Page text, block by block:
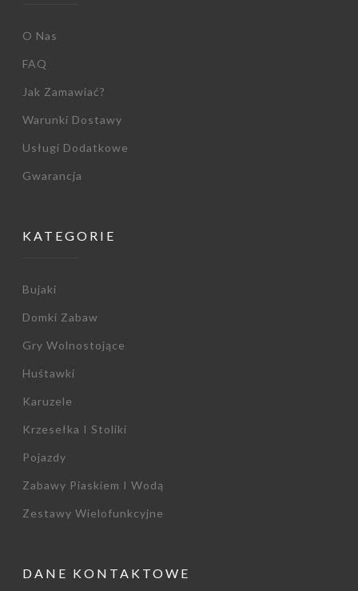
O Nas
FAQ
Jak Zamawiać?
Warunki Dostawy
Usługi Dodatkowe
Gwarancja
KATEGORIE
Bujaki
Domki Zabaw
Gry Wolnostojące
Huśtawki
Karuzele
Krzesełka I Stoliki
Pojazdy
Zabawy Piaskiem I Wodą
Zestawy Wielofunkcyjne
DANE KONTAKTOWE